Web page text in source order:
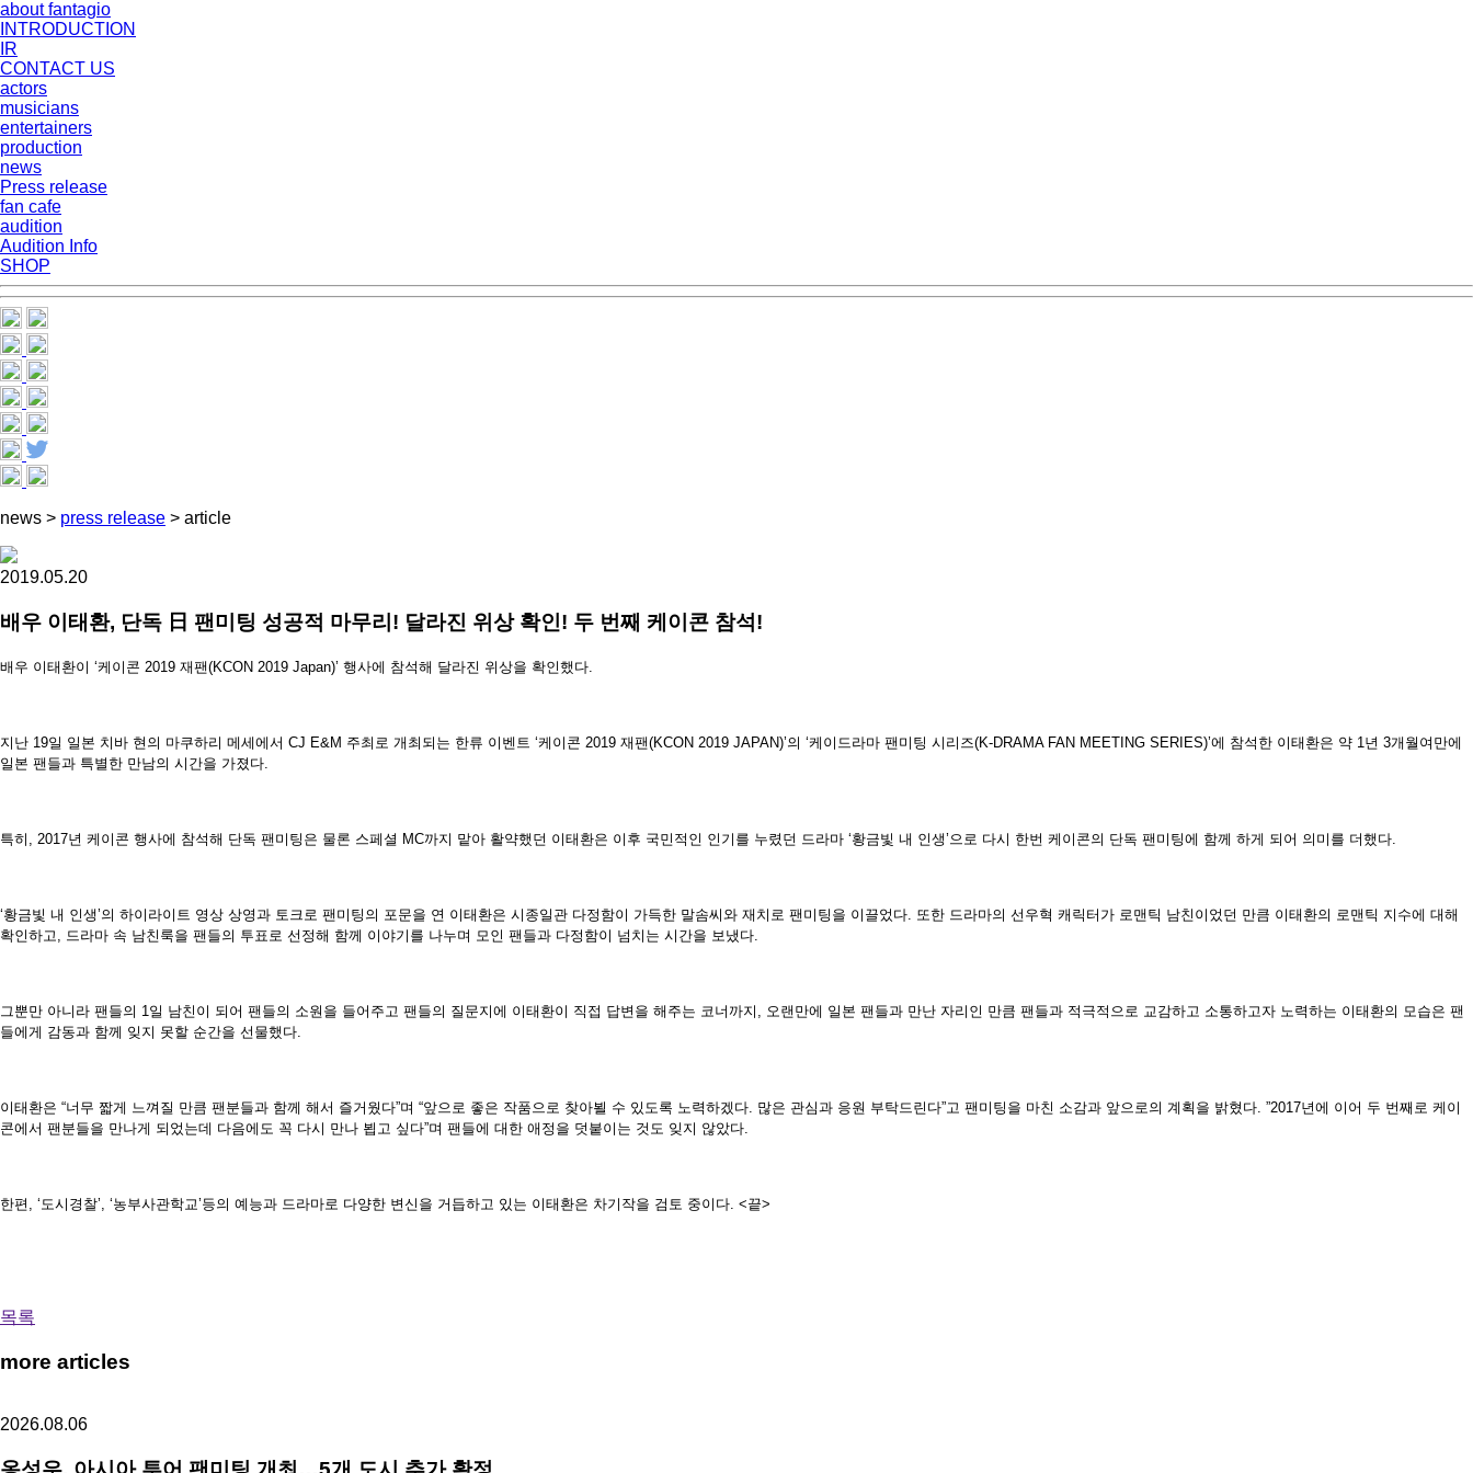
about fantagio
INTRODUCTION
IR
CONTACT US
actors
musicians
entertainers
production
news
Press release
fan cafe
audition
Audition Info
SHOP
news > press release > article
2019.05.20
배우 이태환, 단독 日 팬미팅 성공적 마무리! 달라진 위상 확인! 두 번째 케이콘 참석!
배우 이태환이 ‘케이콘 2019 재팬(KCON 2019 Japan)’ 행사에 참석해 달라진 위상을 확인했다.
지난 19일 일본 치바 현의 마쿠하리 메세에서 CJ E&M 주최로 개최되는 한류 이벤트 ‘케이콘 2019 재팬(KCON 2019 JAPAN)’의 ‘케이드라마 팬미팅 시리즈(K-DRAMA FAN MEETING SERIES)’에 참석한 이태환은 약 1년 3개월여만에
일본 팬들과 특별한 만남의 시간을 가졌다.
특히 , 2017년 케이콘 행사에 참석해 단독 팬미팅은 물론 스페셜 MC까지 맡아 활약했던 이태환은 이후 국민적인 인기를 누렸던 드라마 ‘황금빛 내 인생’으로 다시 한번 케이콘의 단독 팬미팅에 함께 하게 되어 의미를 더했다.
‘황금빛 내 인생’의 하이라이트 영상 상영과 토크로 팬미팅의 포문을 연 이태환은 시종일관 다정함이 가득한 말솜씨와 재치로 팬미팅을 이끌었다. 또한 드라마의 선우혁 캐릭터가 로맨틱 남친이었던 만큼 이태환의 로맨틱 지수에 대해
확인하고, 드라마 속 남친룩을 팬들의 투표로 선정해 함께 이야기를 나누며 모인 팬들과 다정함이 넘치는 시간을 보냈다.
그뿐만 아니라 팬들의 1일 남친이 되어 팬들의 소원을 들어주고 팬들의 질문지에 이태환이 직접 답변을 해주는 코너까지 , 오랜만에 일본 팬들과 만난 자리인 만큼 팬들과 적극적으로 교감하고 소통하고자 노력하는 이태환의 모습은 팬
들에게 감동과 함께 잊지 못할 순간을 선물했다.
이태환은 “너무 짧게 느껴질 만큼 팬분들과 함께 해서 즐거웠다”며 “앞으로 좋은 작품으로 찾아뵐 수 있도록 노력하겠다. 많은 관심과 응원 부탁드린다”고 팬미팅을 마친 소감과 앞으로의 계획을 밝혔다. ”2017년에 이어 두 번째로 케이
콘에서 팬분들을 만나게 되었는데 다음에도 꼭 다시 만나 뵙고 싶다”며 팬들에 대한 애정을 덧붙이는 것도 잊지 않았다.
한편 , ‘도시경찰’, ‘농부사관학교’등의 예능과 드라마로 다양한 변신을 거듭하고 있는 이태환은 차기작을 검토 중이다. <끝>
목록
more articles
2026.08.06